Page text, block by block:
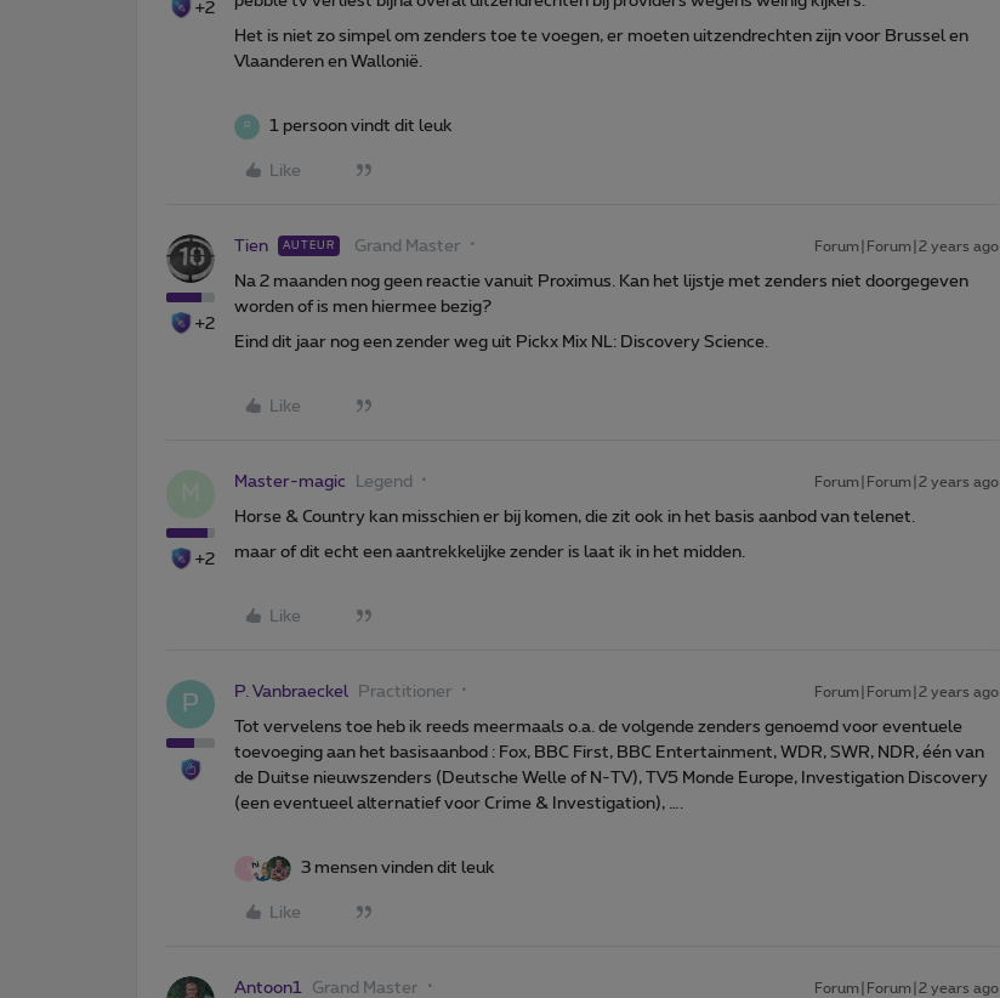
+2
Het is niet zo simpel om zenders toe te voegen, er moeten uitzendrechten zijn voor Brussel en
Vlaanderen en Wallonië.
R 1 persoon vindt dit leuk
Like
+2
Tien AUTEUR Grand Master Forum|Forum|2 years ago
Na 2 maanden nog geen reactie vanuit Proximus. Kan het lijstje met zenders niet doorgegeven
worden of is men hiermee bezig?
Eind dit jaar nog een zender weg uit Pickx Mix NL: Discovery Science.
Like
+2
Master-magic Legend Forum|Forum|2 years ago
Horse & Country kan misschien er bij komen, die zit ook in het basis aanbod van telenet.
maar of dit echt een aantrekkelijke zender is laat ik in het midden.
Like
P P. Vanbraeckel Practitioner Forum|Forum|2 years ago
Tot vervelens toe heb ik reeds meermaals o.a. de volgende zenders genoemd voor eventuele
toevoeging aan het basisaanbod : Fox, BBC First, BBC Entertainment, WDR, SWR, NDR, één van
de Duitse nieuwszenders (Deutsche Welle of N-TV), TV5 Monde Europe, Investigation Discovery
(een eventueel alternatief voor Crime & Investigation), ….
3 mensen vinden dit leuk
Like
Antoon1 Grand Master Forum|Forum|2 years ago